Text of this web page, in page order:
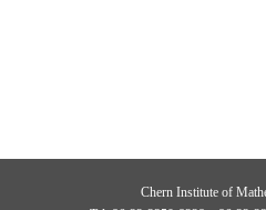
Chern Institute of